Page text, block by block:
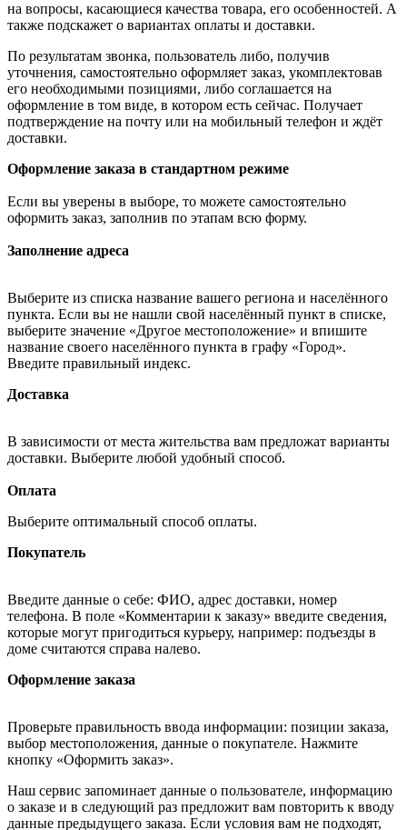
на вопросы, касающиеся качества товара, его особенностей. А
также подскажет о вариантах оплаты и доставки.
По результатам звонка, пользователь либо, получив
уточнения, самостоятельно оформляет заказ, укомплектовав
его необходимыми позициями, либо соглашается на
оформление в том виде, в котором есть сейчас. Получает
подтверждение на почту или на мобильный телефон и ждёт
доставки.
Оформление заказа в стандартном режиме
Если вы уверены в выборе, то можете самостоятельно
оформить заказ, заполнив по этапам всю форму.
Заполнение адреса
Выберите из списка название вашего региона и населённого
пункта. Если вы не нашли свой населённый пункт в списке,
выберите значение «Другое местоположение» и впишите
название своего населённого пункта в графу «Город».
Введите правильный индекс.
Доставка
В зависимости от места жительства вам предложат варианты
доставки. Выберите любой удобный способ.
Оплата
Выберите оптимальный способ оплаты.
Покупатель
Введите данные о себе: ФИО, адрес доставки, номер
телефона. В поле «Комментарии к заказу» введите сведения,
которые могут пригодиться курьеру, например: подъезды в
доме считаются справа налево.
Оформление заказа
Проверьте правильность ввода информации: позиции заказа,
выбор местоположения, данные о покупателе. Нажмите
кнопку «Оформить заказ».
Наш сервис запоминает данные о пользователе, информацию
о заказе и в следующий раз предложит вам повторить к вводу
данные предыдущего заказа. Если условия вам не подходят,